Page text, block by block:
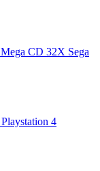
Mega CD 32X Sega
Playstation 4